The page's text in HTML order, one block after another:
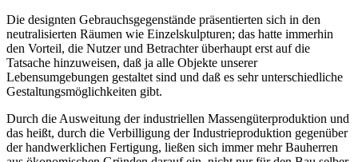
Die designten Gebrauchsgegenstände präsentierten sich in den
neutralisierten Räumen wie Einzelskulpturen; das hatte immerhin
den Vorteil, die Nutzer und Betrachter überhaupt erst auf die
Tatsache hinzuweisen, daß ja alle Objekte unserer
Lebensumgebungen gestaltet sind und daß es sehr unterschiedliche
Gestaltungsmöglichkeiten gibt.
Durch die Ausweitung der industriellen Massengüterproduktion und
das heißt, durch die Verbilligung der Industrieproduktion gegenüber
der handwerklichen Fertigung, ließen sich immer mehr Bauherren